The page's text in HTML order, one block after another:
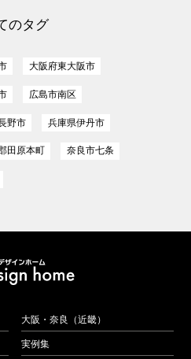
のタグ
大阪府東大阪市
広島市南区
野市 兵庫県伊丹市
田原本町 奈良市七条
大阪・奈良（近畿）
実例集